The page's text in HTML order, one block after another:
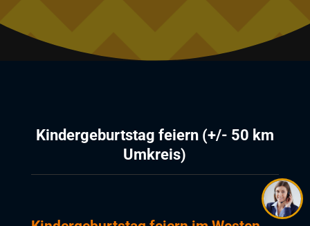
Kindergeburtstag feiern (+/- 50 km
Umkreis)